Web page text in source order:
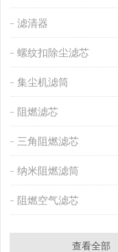
滤清器
螺纹扣除尘滤芯
集尘机滤筒
阻燃滤芯
三角阻燃滤芯
纳米阻燃滤筒
阻燃空气滤芯
查看全部